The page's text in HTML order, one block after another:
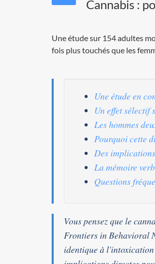
Cannabis :
Une étude sur 154 adultes
fois plus touchés que les
Une étude en
Un effet sélectif
Les hommes
Pourquoi cette
Des
La mémoire
Questions
Vous pensez que le
Frontiers in Behavioral
identique à l'intoxication